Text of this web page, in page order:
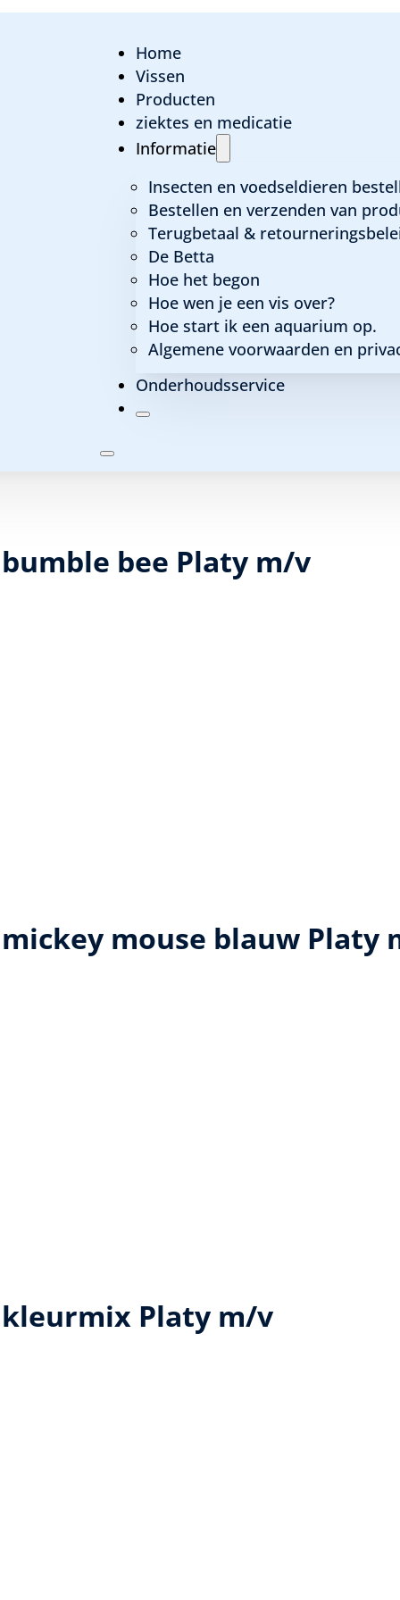
Home
Vissen
Producten
ziektes en medicatie
Informatie
Insecten en voedseldieren
Bestellen en verzenden van
Terugbetaal &
De Betta
Hoe het begon
Hoe wen je een vis over?
Hoe start ik een aquarium op.
Algemene voorwaarden en
Onderhoudsservice
bee Platy m/v
mouse blauw Platy
Platy m/v